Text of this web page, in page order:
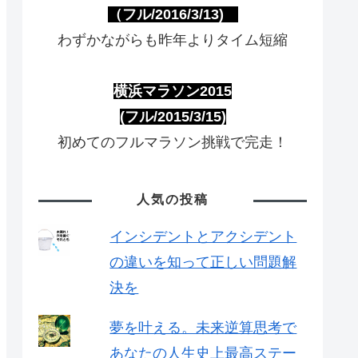
（フル/2016/3/13)
わずかながらも昨年よりタイム短縮
横浜マラソン2015
(フル/2015/3/15)
初めてのフルマラソン挑戦で完走！
人気の投稿
インシデントとアクシデント
の違いを知って正しい問題解
決を
夢を叶える。未来逆算思考で
あなたの人生史上最高ステー